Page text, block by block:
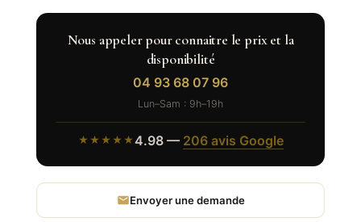
Nous appeler pour connaitre le prix et la
disponibilité
04 93 68 07 96
Lun–Sam : 9h–19h
★★★★★ 4.98 — 206 avis Google
Envoyer une demande